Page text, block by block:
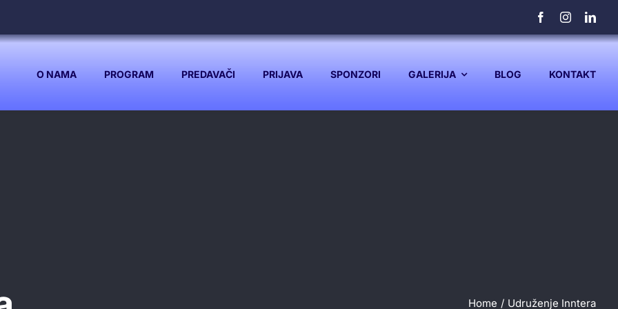
O NAMA PROGRAM PREDAVAČI PRIJAVA SPONZORI GALERIJA BLOG KONTAKT
Home Udruženje Inntera